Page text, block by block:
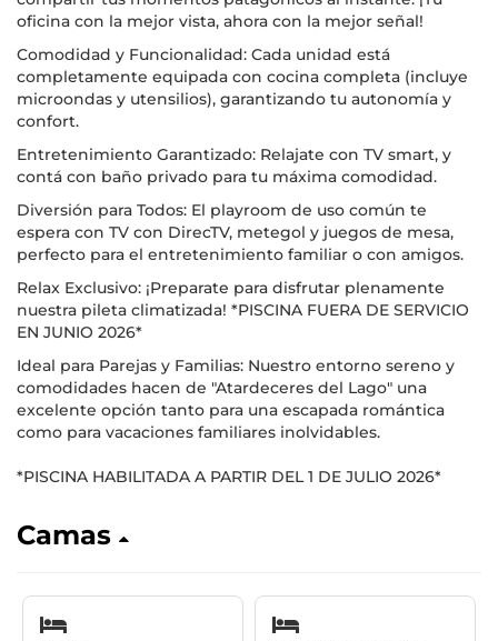
oficina con la mejor vista, ahora con la mejor señal!
Comodidad y Funcionalidad: Cada unidad está
completamente equipada con cocina completa (incluye
microondas y utensilios), garantizando tu autonomía y
confort.
Entretenimiento Garantizado: Relajate con TV smart, y
contá con baño privado para tu máxima comodidad.
Diversión para Todos: El playroom de uso común te
espera con TV con DirecTV, metegol y juegos de mesa,
perfecto para el entretenimiento familiar o con amigos.
Relax Exclusivo: ¡Preparate para disfrutar plenamente
nuestra pileta climatizada! *PISCINA FUERA DE SERVICIO
EN JUNIO 2026*
Ideal para Parejas y Familias: Nuestro entorno sereno y
comodidades hacen de "Atardeceres del Lago" una
excelente opción tanto para una escapada romántica
como para vacaciones familiares inolvidables.
*PISCINA HABILITADA A PARTIR DEL 1 DE JULIO 2026*
Camas